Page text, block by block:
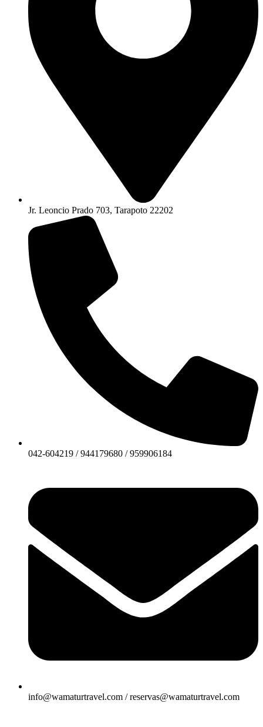
Jr. Leoncio Prado 703, Tarapoto 22202
042-604219 / 944179680 / 959906184
info@wamaturtravel.com / reservas@wamaturtravel.com